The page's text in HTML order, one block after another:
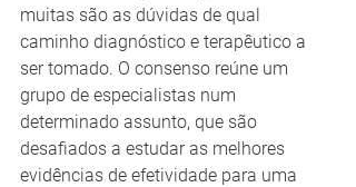
muitas são as dúvidas de qual
caminho diagnóstico e terapêutico a
ser tomado. O consenso reúne um
grupo de especialistas num
determinado assunto, que são
desafiados a estudar as melhores
evidências de efetividade para uma